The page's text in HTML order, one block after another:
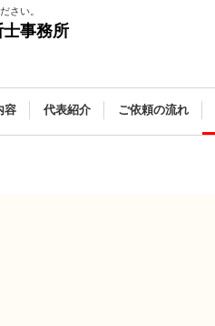
さい。
事務所
容 代表紹介 ご依頼の流れ